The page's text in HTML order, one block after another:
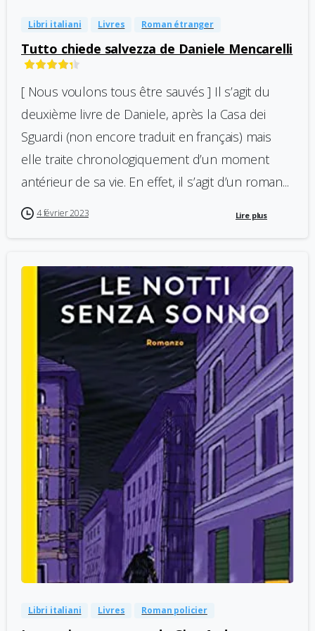
Libri italiani Livres Roman étranger
Tutto chiede salvezza de Daniele Mencarelli
[ Nous voulons tous être sauvés ] Il s’agit du
deuxième livre de Daniele, après la Casa dei
Sguardi (non encore traduit en français) mais
elle traite chronologiquement d’un moment
antérieur de sa vie. En effet, il s’agit d’un roman...
4 février 2023 Lire plus
Libri italiani Livres Roman policier